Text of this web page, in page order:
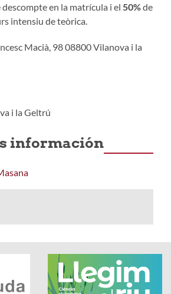
descompte en la matrícula i el 50%de
intensiu de teòrica.
Macià, 98 08800 Vilanova i la
i la Geltrú
información
valoración media es de 0 estrellas de 5.